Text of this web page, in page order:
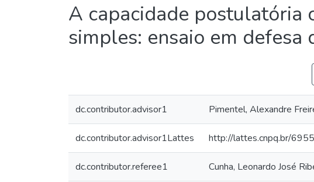
A capacidade postulatória
simples: ensaio em
dc.contributor.advisor1 Pimentel, Alexandre
dc.contributor.advisor1Lattes http://lattes.cnpq.br/
dc.contributor.referee1 Cunha, Leonardo José